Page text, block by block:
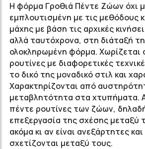
Η φόρμα Γροθιά Πέντε Ζώων όχι
εμπλουτισμένη με τις μεθόδους
μάχης με βάση τις αρχικές
αλλά ταυτόχρονα, στη διάταξή
ολοκληρωμένη φόρμα. Χωρίζεται
ρουτίνες με διαφορετικές
το δικό της μοναδικό στιλ και
Χαρακτηρίζονται από
μεταβλητότητα στα χτυπήματα.
πέντε ρουτίνες των ζώων,
επεξεργασία της σχέσης μεταξύ
ακόμα κι αν είναι ανεξάρτητες
σχετίζονται μεταξύ τους.